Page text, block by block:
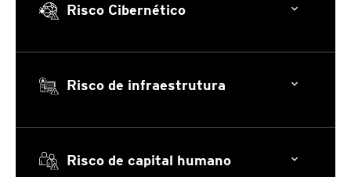
Risco Cibernético
Risco de infraestrutura
Risco de capital humano